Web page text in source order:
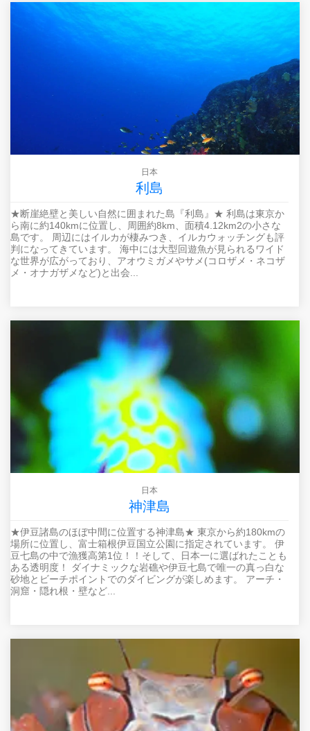
日本
利島
★断崖絶壁と美しい自然に囲まれた島『利島』★ 利島は東京か
ら南に約140kmに位置し、周囲約8km、面積4.12km2の小さな
島です。 周辺にはイルカが棲みつき、イルカウォッチングも評
判になってきています。 海中には大型回遊魚が見られるワイド
な世界が広がっており、アオウミガメやサメ(コロザメ・ネコザ
メ・オナガザメなど)と出会...
日本
神津島
★伊豆諸島のほぼ中間に位置する神津島★ 東京から約180kmの
場所に位置し、富士箱根伊豆国立公園に指定されています。 伊
豆七島の中で漁獲高第1位！！そして、日本一に選ばれたことも
ある透明度！ ダイナミックな岩礁や伊豆七島で唯一の真っ白な
砂地とビーチポイントでのダイビングが楽しめます。 アーチ・
洞窟・隠れ根・壁など...